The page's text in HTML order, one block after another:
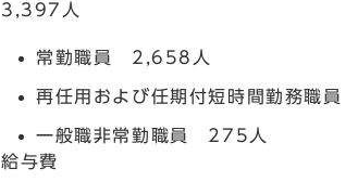
3,397人
常勤職員 2,658人
再任用および任期付短時間勤務職
一般職非常勤職員 275人
給与費